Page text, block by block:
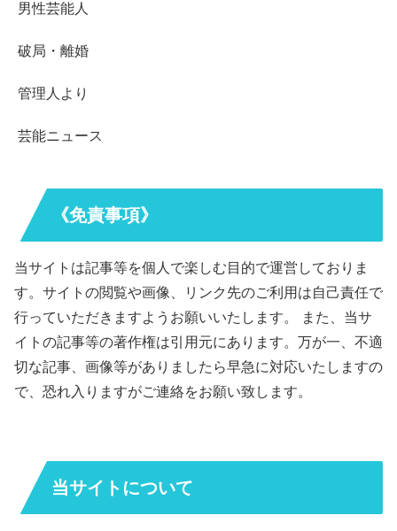
男性芸能人
破局・離婚
管理人より
芸能ニュース
《免責事項》
当サイトは記事等を個人で楽しむ目的で運営しておりま
す。サイトの閲覧や画像、リンク先のご利用は自己責任で
行っていただきますようお願いいたします。 また、当サ
イトの記事等の著作権は引用元にあります。万が一、不適
切な記事、画像等がありましたら早急に対応いたしますの
で、恐れ入りますがご連絡をお願い致します。
当サイトについて